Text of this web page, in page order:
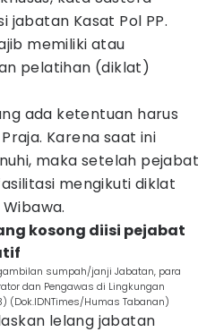
jabatan Kasat Pol PP.
memiliki atau
pelatihan (diklat)
ada ketentuan harus
Karena saat ini
maka setelah pejabat
mengikuti diklat
kosong diisi pejabat
sumpah/janji Jabatan, para
dan Pengawas di Lingkungan
(Dok.IDNTimes/Humas Tabanan)
lelang jabatan